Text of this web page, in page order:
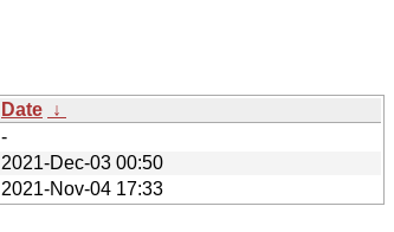
Date ↓
-
2021-Dec-03 00:50
2021-Nov-04 17:33